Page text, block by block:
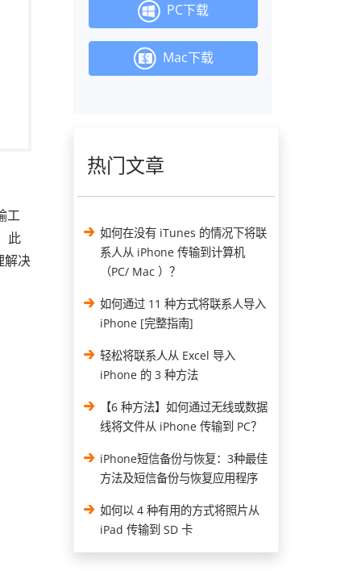
工
此
解决
PC下载
Mac下载
热门文章
如何在没有 iTunes 的情况下将联
系人从 iPhone 传输到计算机
（PC/ Mac ）？
如何通过 11 种方式将联系人导入
iPhone [完整指南]
轻松将联系人从 Excel 导入
iPhone 的 3 种方法
【6 种方法】如何通过无线或数据
线将文件从 iPhone 传输到 PC？
iPhone短信备份与恢复：3种最佳
方法及短信备份与恢复应用程序
如何以 4 种有用的方式将照片从
iPad 传输到 SD 卡